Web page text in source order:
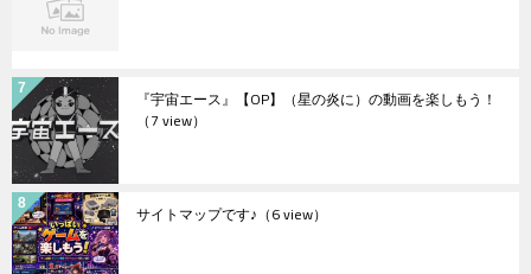
『宇宙エース』【OP】（星の炎に）の動画を楽しもう！
（7 view）
サイトマップです♪ （6 view）